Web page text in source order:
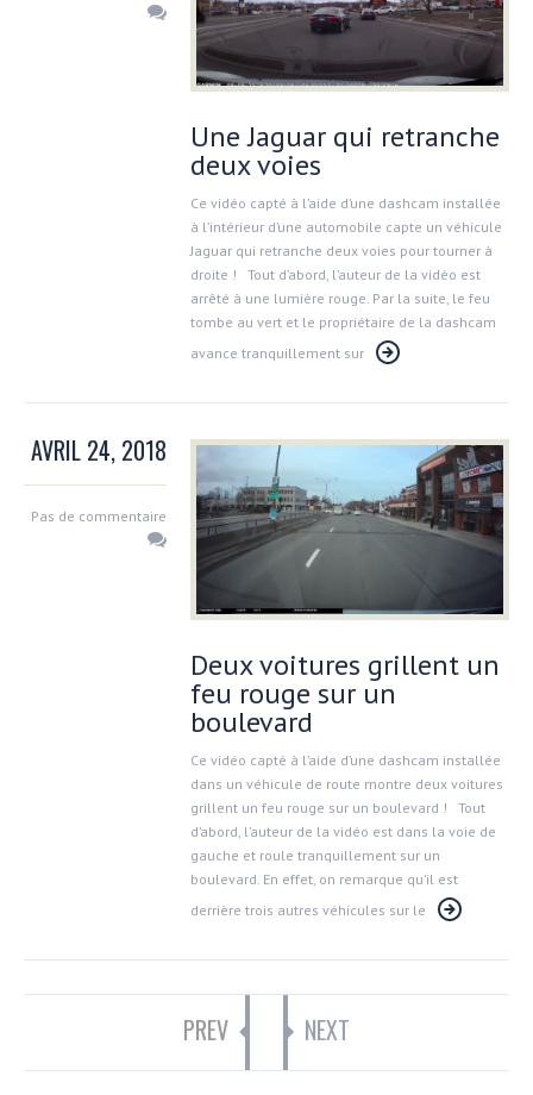
Une Jaguar qui retranche
deux voies
Ce vidéo capté à l’aide d’une dashcam installée
à l’intérieur d’une automobile capte un véhicule
Jaguar qui retranche deux voies pour tourner à
droite ! Tout d’abord, l’auteur de la vidéo est
arrêté à une lumière rouge. Par la suite, le feu
tombe au vert et le propriétaire de la dashcam
avance tranquillement sur
AVRIL 24, 2018
Pas de commentaire
Deux voitures grillent un
feu rouge sur un
boulevard
Ce vidéo capté à l’aide d’une dashcam installée
dans un véhicule de route montre deux voitures
grillent un feu rouge sur un boulevard ! Tout
d’abord, l’auteur de la vidéo est dans la voie de
gauche et roule tranquillement sur un
boulevard. En effet, on remarque qu’il est
derrière trois autres véhicules sur le
PREV NEXT